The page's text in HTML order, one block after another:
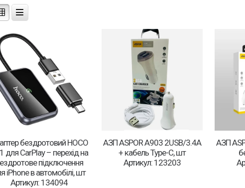
бездротовий HOCO
для CarPlay – перехід на
підключення
iPhone в автомобілі, шт
Артикул: 134094
АЗП ASPOR A903 2USB/3.4A
+ кабель Type-C, шт
Артикул: 123203
АЗП